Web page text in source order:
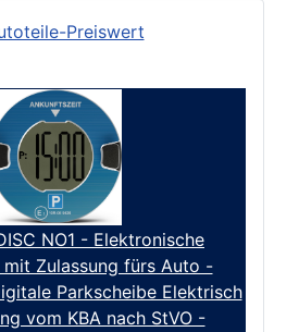
NO1 - Elektronische
mit Zulassung fürs Auto -
Parkscheibe Elektrisch
vom KBA nach StVO -